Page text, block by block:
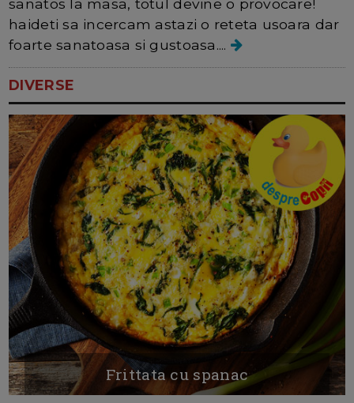
sanatos la masa, totul devine o provocare!
haideti sa incercam astazi o reteta usoara dar
foarte sanatoasa si gustoasa....
DIVERSE
Frittata cu spanac